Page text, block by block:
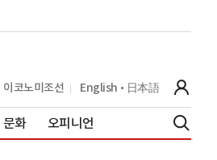
이코노미조선 English 日本語
문화 오피니언